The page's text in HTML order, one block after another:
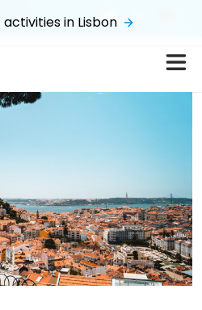
$
activities in Lisbon